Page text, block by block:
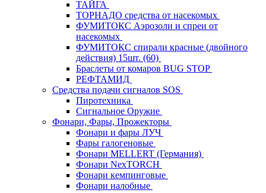
ТАЙГА
ТОРНАДО средства от насекомых
ФУМИТОКС Аэрозоли и спреи от
насекомых
ФУМИТОКС спирали красные (двойного
действия) 15шт. (60)
Браслеты от комаров BUG STOP
РЕФТАМИД
Средства подачи сигналов SOS
Пиротехника
Сигнальное Оружие
Фонари, Фары, Прожекторы
Фонари и фары ЛУЧ
Фары галогеновые
Фонари MELLERT (Германия)
Фонари NexTORCH
Фонари кемпинговые
Фонари налобные